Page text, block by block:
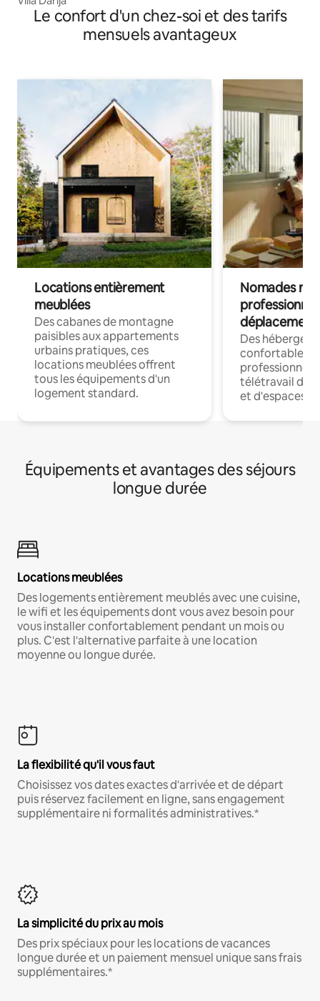
Le confort d'un chez-soi et des tarifs
mensuels avantageux
Locations entièrement
meublées
Des cabanes de montagne
paisibles aux appartements
urbains pratiques, ces
locations meublées offrent
tous les équipements d'un
logement standard.
Nomades
déplacement
Des
confortables
professionnels
télétravail
et d'espaces
Équipements et avantages des séjours
longue durée
Locations meublées
Des logements entièrement meublés avec une cuisine,
le wifi et les équipements dont vous avez besoin pour
vous installer confortablement pendant un mois ou
plus. C'est l'alternative parfaite à une location
moyenne ou longue durée.
La flexibilité qu'il vous faut
Choisissez vos dates exactes d'arrivée et de départ
puis réservez facilement en ligne, sans engagement
supplémentaire ni formalités administratives.*
La simplicité du prix au mois
Des prix spéciaux pour les locations de vacances
longue durée et un paiement mensuel unique sans frais
supplémentaires.*